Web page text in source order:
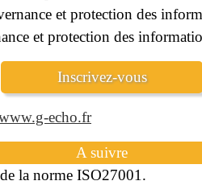
et protection des
et protection des
Inscrivez-vous
echo.fr
A suivre
la norme ISO27001.